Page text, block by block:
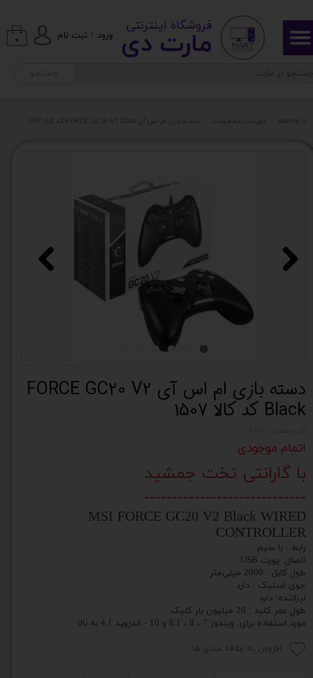
ورود / ثبت نام
حساب کاربری من
تغییر گذر واژه
خروج از حساب کاربری
۰ مارت دی​​​​​​
​ ​فروشگاه اینترنتی
martday.ir فهرست محصولات دسته بازی ام اس آی FORCE GC20 V2 Black کد کالا 1507
دسته بازی ام اس آی FORCE GC20 V2
Black کد کالا 1507
اتمام موجودی
با گارانتی تخت جمشید
-----------------------------
MSI FORCE GC20 V2 Black WIRED
CONTROLLER
رابط : با سیم
اتصال: پورت USB
طول کابل : 2000 میلی‌متر
جوی استیک : دارد
لرزاننده: دارد
طول عمر کلید : 20 میلیون بار کلیک
مورد استفاده برای: ویندوز 7 ، 8 ، 8.1 و 10 - اندروید 4.1 به بالا
افزودن به علاقه مندی ها